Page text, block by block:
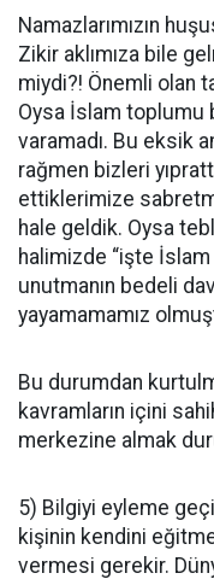
Namazlarımızın
Zikir aklımıza bile
miydi?! Önemli olan
Oysa İslam toplumu
varamadı. Bu eksik
rağmen bizleri
ettiklerimize
hale geldik. Oysa
halimizde “işte İslam
unutmanın bedeli
yayamamamız
Bu durumdan
kavramların içini
merkezine almak
5) Bilgiyi eyleme
kişinin kendini
vermesi gerekir.